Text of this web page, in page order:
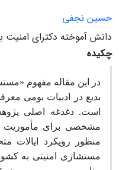
حسین نجفی
دانش ‏آموخته دکترای امنیت
چکیده
در این مقاله مفهوم
بدیع در ادبیات بومی
است. دغدغه اصلی
مشخصی برای ‏مأموریت
منظور رویکرد ایالات
مستشاری امنیتی به